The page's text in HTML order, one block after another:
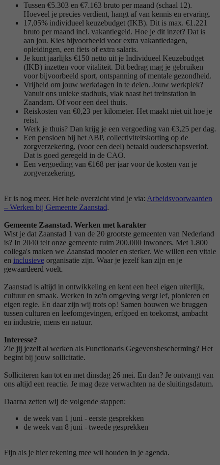
Tussen €5.303 en €7.163 bruto per maand (schaal 12).
Hoeveel je precies verdient, hangt af van kennis en ervaring.
17,05% individueel keuzebudget (IKB). Dit is max. €1.221
bruto per maand incl. vakantiegeld. Hoe je dit inzet? Dat is
aan jou. Kies bijvoorbeeld voor extra vakantiedagen,
opleidingen, een fiets of extra salaris.
Je kunt jaarlijks €150 netto uit je Individueel Keuzebudget
(IKB) inzetten voor vitaliteit. Dit bedrag mag je gebruiken
voor bijvoorbeeld sport, ontspanning of mentale gezondheid.
Vrijheid om jouw werkdagen in te delen. Jouw werkplek?
Vanuit ons unieke stadhuis, vlak naast het treinstation in
Zaandam. Of voor een deel thuis.
Reiskosten van €0,23 per kilometer. Het maakt niet uit hoe je
reist.
Werk je thuis? Dan krijg je een vergoeding van €3,25 per dag.
Een pensioen bij het ABP, collectiviteitskorting op de
zorgverzekering, (voor een deel) betaald ouderschapsverlof.
Dat is goed geregeld in de CAO.
Een vergoeding van €168 per jaar voor de kosten van je
zorgverzekering.
Er is nog meer. Het hele overzicht vind je via: Arbeidsvoorwaarden
– Werken bij Gemeente Zaanstad.
Gemeente Zaanstad. Werken met karakter
Wist je dat Zaanstad 1 van de 20 grootste gemeenten van Nederland
is? In 2040 telt onze gemeente ruim 200.000 inwoners. Met 1.800
collega's maken we Zaanstad mooier en sterker. We willen een vitale
en inclusieve organisatie zijn. Waar je jezelf kan zijn en je
gewaardeerd voelt.
Zaanstad is altijd in ontwikkeling en kent een heel eigen uiterlijk,
cultuur en smaak. Werken in zo'n omgeving vergt lef, pionieren en
eigen regie. En daar zijn wij trots op! Samen bouwen we bruggen
tussen culturen en leefomgevingen, erfgoed en toekomst, ambacht
en industrie, mens en natuur.
Interesse?
Zie jij jezelf al werken als Functionaris Gegevensbescherming? Het
begint bij jouw sollicitatie.
Solliciteren kan tot en met dinsdag 26 mei. En dan? Je ontvangt van
ons altijd een reactie. Je mag deze verwachten na de sluitingsdatum.
Daarna zetten wij de volgende stappen:
de week van 1 juni - eerste gesprekken
de week van 8 juni - tweede gesprekken
Fijn als je hier rekening mee wil houden in je agenda.